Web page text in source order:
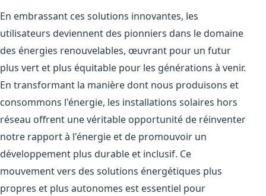
En embrassant ces solutions innovantes, les
utilisateurs deviennent des pionniers dans le domaine
des énergies renouvelables, œuvrant pour un futur
plus vert et plus équitable pour les générations à venir.
En transformant la manière dont nous produisons et
consommons l'énergie, les installations solaires hors
réseau offrent une véritable opportunité de réinventer
notre rapport à l'énergie et de promouvoir un
développement plus durable et inclusif. Ce
mouvement vers des solutions énergétiques plus
propres et plus autonomes est essentiel pour